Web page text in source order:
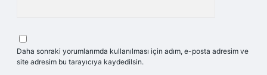
Daha sonraki yorumlarımda kullanılması için adım, e-posta adresim ve
site adresim bu tarayıcıya kaydedilsin.